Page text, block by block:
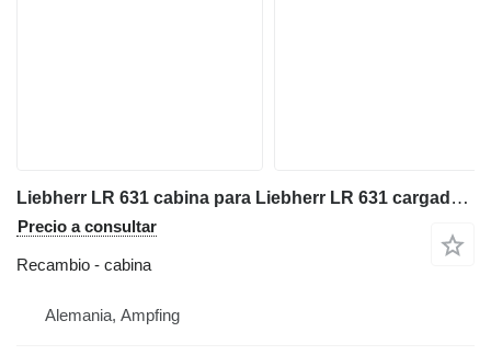
Liebherr LR 631 cabina para Liebherr LR 631 cargadora de cadenas
Precio a consultar
Recambio - cabina
Alemania, Ampfing